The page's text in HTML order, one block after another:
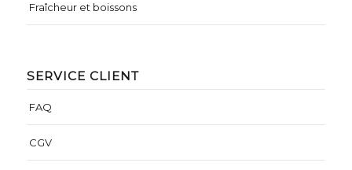
Fraîcheur et boissons
SERVICE CLIENT
FAQ
CGV